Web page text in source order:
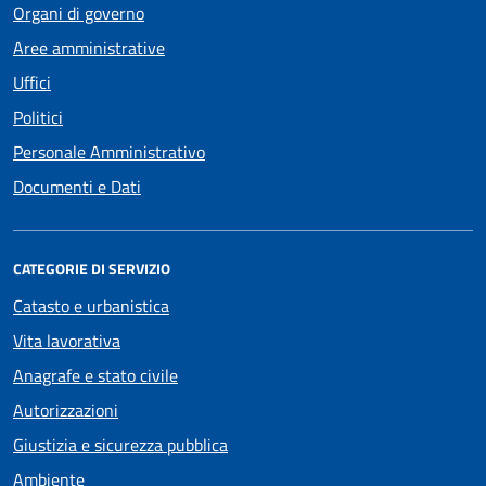
Organi di governo
Aree amministrative
Uffici
Politici
Personale Amministrativo
Documenti e Dati
CATEGORIE DI SERVIZIO
Catasto e urbanistica
Vita lavorativa
Anagrafe e stato civile
Autorizzazioni
Giustizia e sicurezza pubblica
Ambiente